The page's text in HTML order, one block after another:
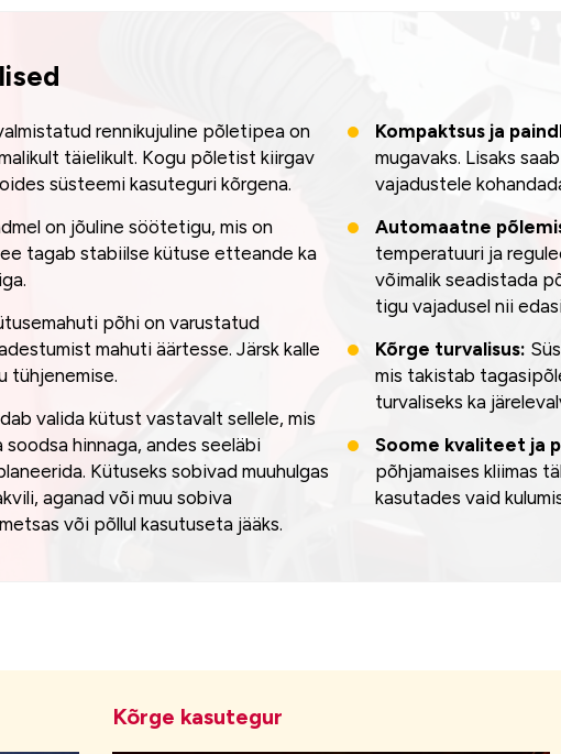
rennikujuline põletipea on
täielikult. Kogu põletist kiirgav
süsteemi kasuteguri kõrgena.
on jõuline söötetigu, mis on
tagab stabiilse kütuse etteande ka
põhi on varustatud
mahuti äärtesse. Järsk kalle
tühjenemise.
valida kütust vastavalt sellele, mis
hinnaga, andes seeläbi
Kütuseks sobivad muuhulgas
aganad või muu sobiva
või põllul kasutuseta jääks.
Kompaktsus ja
mugavaks. Lisaks
vajadustele
Automaatne
temperatuuri ja
võimalik seadistada
tigu vajadusel nii
Kõrge turvalisus:
mis takistab
turvaliseks ka
Soome kvaliteet ja
põhjamaises kliimas
kasutades vaid
Kõrge kasutegur